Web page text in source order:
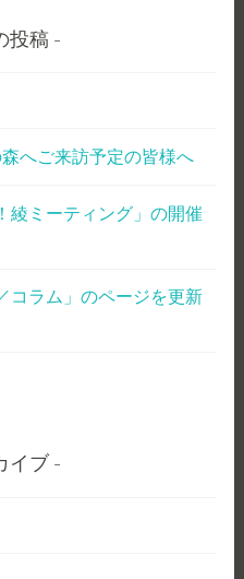
投稿
へご来訪予定の皆様へ
綾ミーティング」の開催
コラム」のページを更新
イブ